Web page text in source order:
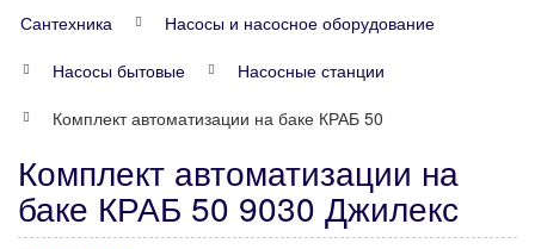
Сантехника
Насосы и насосное оборудование
Насосы бытовые
Насосные станции
Комплект автоматизации на баке КРАБ 50
Комплект автоматизации на
баке КРАБ 50 9030 Джилекс